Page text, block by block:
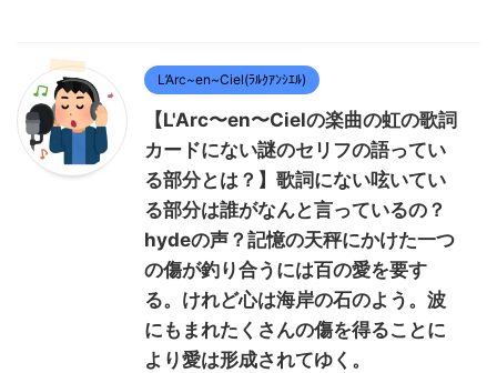
L’Arc~en~Ciel(ﾗﾙｸｱﾝｼｴﾙ)
【L'Arc〜en〜Cielの楽曲の虹の歌詞
カードにない謎のセリフの語ってい
る部分とは？】歌詞にない呟いてい
る部分は誰がなんと言っているの？
hydeの声？記憶の天秤にかけた一つ
の傷が釣り合うには百の愛を要す
る。けれど心は海岸の石のよう。波
にもまれたくさんの傷を得ることに
より愛は形成されてゆく。